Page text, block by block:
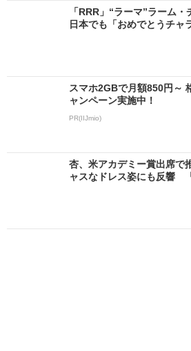
「RRR」“ラーマ”ラーム
日本でも「おめでとうチャ
スマホ2GBで月額850円～
ャンペーン実施中！
PR(IIJmio)
杏、米アカデミー賞出席
ャスなドレス姿にも反響